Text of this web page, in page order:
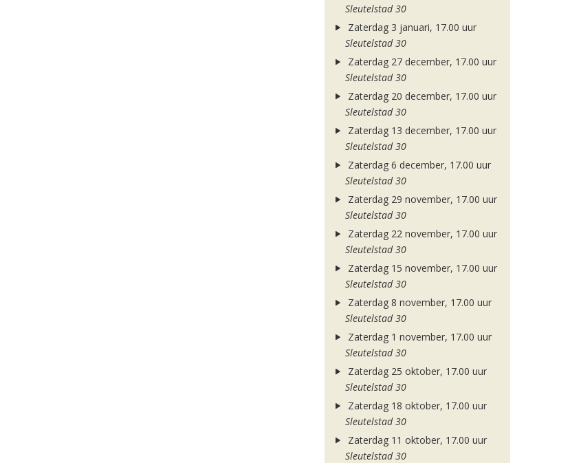
Sleutelstad 30
Zaterdag 3 januari, 17.00 uur
Sleutelstad 30
Zaterdag 27 december, 17.00 uur
Sleutelstad 30
Zaterdag 20 december, 17.00 uur
Sleutelstad 30
Zaterdag 13 december, 17.00 uur
Sleutelstad 30
Zaterdag 6 december, 17.00 uur
Sleutelstad 30
Zaterdag 29 november, 17.00 uur
Sleutelstad 30
Zaterdag 22 november, 17.00 uur
Sleutelstad 30
Zaterdag 15 november, 17.00 uur
Sleutelstad 30
Zaterdag 8 november, 17.00 uur
Sleutelstad 30
Zaterdag 1 november, 17.00 uur
Sleutelstad 30
Zaterdag 25 oktober, 17.00 uur
Sleutelstad 30
Zaterdag 18 oktober, 17.00 uur
Sleutelstad 30
Zaterdag 11 oktober, 17.00 uur
Sleutelstad 30